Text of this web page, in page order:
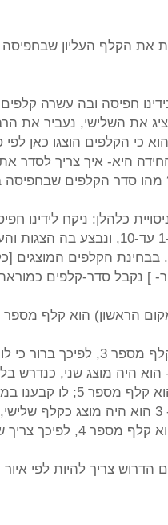
את הקלף העליון שבחפיסה
חפיסה ובה עשרה
את השלישי, נעביר את
כי הקלפים הוצגו כאן לפי
מהו סדר הקלפים שבחפיסה
כלהלן: ניקח לידינו חפיסה בת
בבחינת הקלפים המוצגים
סדר-קלפים כמוראה באיור
הוא קלף מספר 1, הרי הוא גם הוצג
את קלף מספר 2
היה מוצג שני, כנדרש
במקום החמישי בחפיסת
שבמקום הרביעי יונח קלף
הדרוש צריך להיות לפי איור